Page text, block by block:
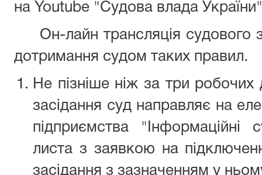
на Youtube "Судова влада
Он-лайн трансляція судового
дотримання судом таких правил.
Не пізніше ніж за три
засідання суд направляє на
підприємства "Інформаційні
листа з заявкою на
засідання з зазначенням у